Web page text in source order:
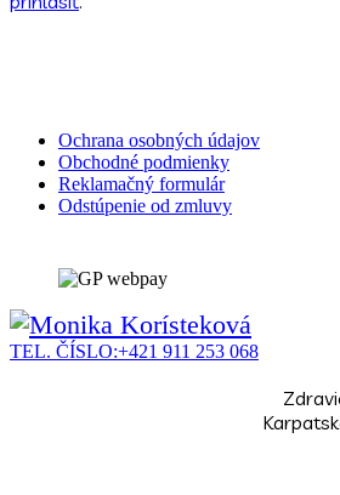
Ochrana osobných údajov
Obchodné podmienky
Reklamačný formulár
Odstúpenie od zmluvy
TEL. ČÍSLO:+421 911 253 068